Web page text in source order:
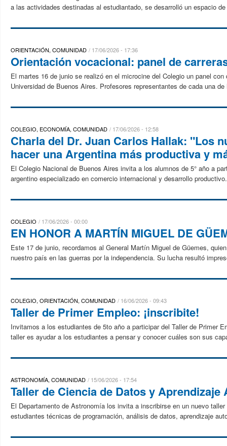
a las actividades destinadas al estudiantado, se desarrolló un espacio
ORIENTACIÓN, COMUNIDAD 17/06/2026 - 17:36
Orientación vocacional: panel de
El martes 16 de junio se realizó en el microcine del Colegio un panel
Universidad de Buenos Aires. Profesores representantes de cada una
COLEGIO, ECONOMÍA, COMUNIDAD 17/06/2026 - 12:58
Charla del Dr. Juan Carlos Hallak: "Los
hacer una Argentina más productiva y
El Colegio Nacional de Buenos Aires invita a los alumnos de 5° año a
argentino especializado en comercio internacional y desarrollo
COLEGIO 17/06/2026 - 00:00
EN HONOR A MARTÍN MIGUEL DE
Este 17 de junio, recordamos al General Martín Miguel de Güemes,
nuestro país en las guerras por la independencia. Su lucha resultó
COLEGIO, ORIENTACIÓN, COMUNIDAD 16/06/2026 - 09:43
Taller de Primer Empleo: ¡inscribite!
Invitamos a los estudiantes de 5to año a participar del Taller de Primer
taller es ayudar a los estudiantes a pensar y conocer cuáles son sus
ASTRONOMÍA, COMUNIDAD 15/06/2026 - 17:54
Taller de Ciencia de Datos y Aprendizaje
El Departamento de Astronomía los invita a inscribirse en un nuevo
estudiantes técnicas de programación, análisis de datos, aprendizaje